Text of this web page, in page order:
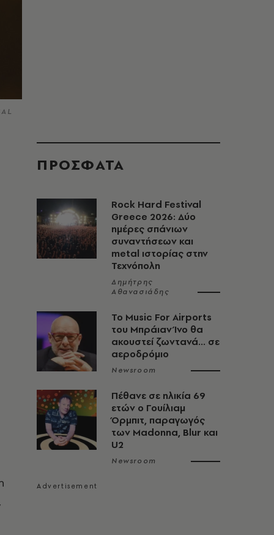
ΠΡΟΣΦΑΤΑ
Rock Hard Festival
Greece 2026: Δύο
ημέρες σπάνιων
συναντήσεων και
metal ιστορίας στην
Τεχνόπολη
Δημήτρης
Αθανασιάδης
Το Music For Airports
του Μπράιαν Ίνο θα
ακουστεί ζωντανά... σε
αεροδρόμιο
Newsroom
Πέθανε σε ηλικία 69
ετών ο Γουίλιαμ
Όρμπιτ, παραγωγός
των Madonna, Blur και
U2
Newsroom